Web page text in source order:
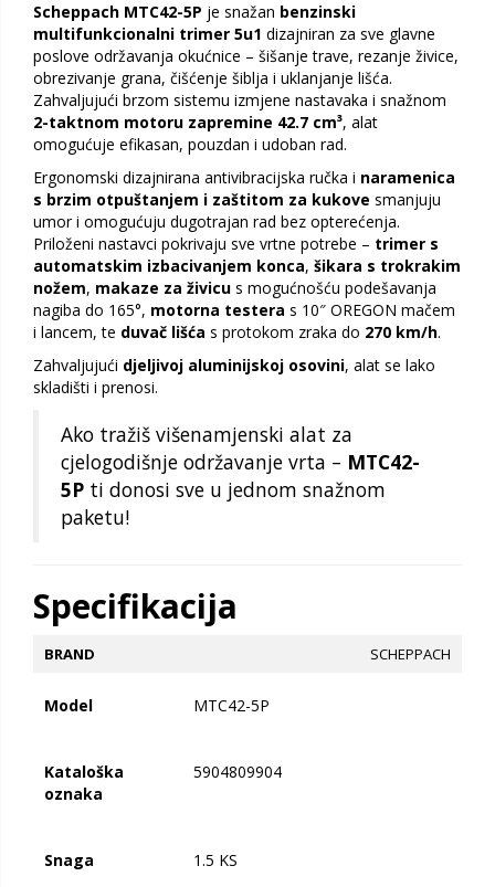
Scheppach MTC42-5P je snažan benzinski
multifunkcionalni trimer 5u1 dizajniran za sve glavne
poslove održavanja okućnice – šišanje trave, rezanje živice,
obrezivanje grana, čišćenje šiblja i uklanjanje lišća.
Zahvaljujući brzom sistemu izmjene nastavaka i snažnom
2-taktnom motoru zapremine 42.7 cm³, alat
omogućuje efikasan, pouzdan i udoban rad.
Ergonomski dizajnirana antivibracijska ručka i naramenica
s brzim otpuštanjem i zaštitom za kukove smanjuju
umor i omogućuju dugotrajan rad bez opterećenja.
Priloženi nastavci pokrivaju sve vrtne potrebe – trimer s
automatskim izbacivanjem konca, šikara s trokrakim
nožem, makaze za živicu s mogućnošću podešavanja
nagiba do 165°, motorna testera s 10″ OREGON mačem
i lancem, te duvač lišća s protokom zraka do 270 km/h.
Zahvaljujući djeljivoj aluminijskoj osovini, alat se lako
skladišti i prenosi.
Ako tražiš višenamjenski alat za
cjelogodišnje održavanje vrta – MTC42-
5P ti donosi sve u jednom snažnom
paketu!
Specifikacija
BRAND SCHEPPACH
Model MTC42-5P
Kataloška
oznaka
5904809904
Snaga 1.5 KS